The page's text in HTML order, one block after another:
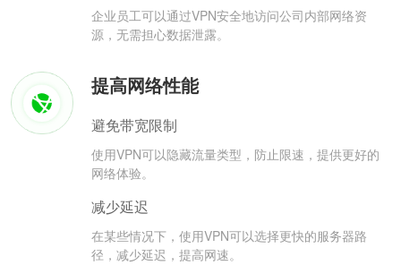
企业员工可以通过VPN安全地访问公司内部网络资
源，无需担心数据泄露。
提高网络性能
避免带宽限制
使用VPN可以隐藏流量类型，防止限速，提供更好的
网络体验。
减少延迟
在某些情况下，使用VPN可以选择更快的服务器路
径，减少延迟，提高网速。